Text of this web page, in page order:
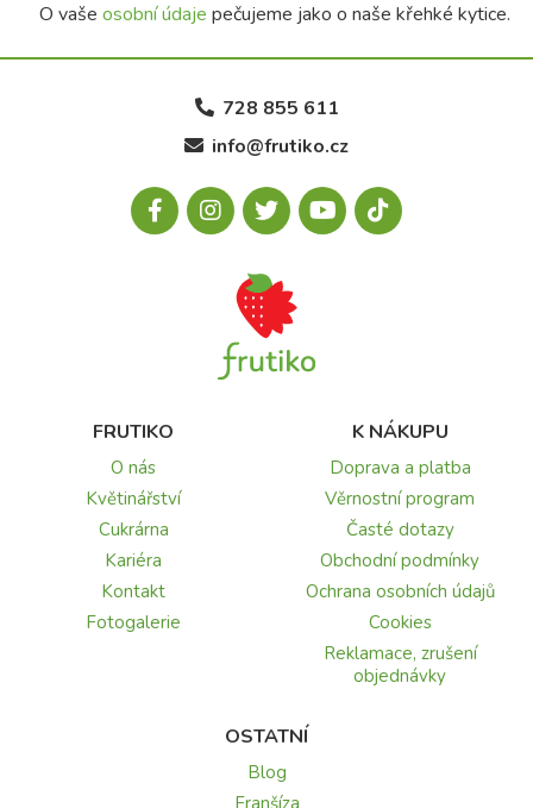
O vaše osobní údaje pečujeme jako o naše křehké kytice.
728 855 611
info@frutiko.cz
FRUTIKO
O nás
Květinářství
Cukrárna
Kariéra
Kontakt
Fotogalerie
K NÁKUPU
Doprava a platba
Věrnostní program
Časté dotazy
Obchodní podmínky
Ochrana osobních údajů
Cookies
Reklamace, zrušení
objednávky
OSTATNÍ
Blog